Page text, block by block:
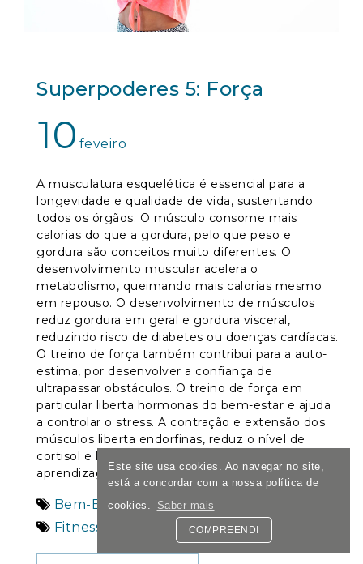
Este site usa cookies. Ao navegar no site,
está a concordar com a nossa política de
cookies.
Saber mais
COMPREENDI
Superpoderes 5: Força
10feveiro
A musculatura esquelética é essencial para a
longevidade e qualidade de vida, sustentando
todos os órgãos. O músculo consome mais
calorias do que a gordura, pelo que peso e
gordura são conceitos muito diferentes. O
desenvolvimento muscular acelera o
metabolismo, queimando mais calorias mesmo
em repouso. O desenvolvimento de músculos
reduz gordura em geral e gordura visceral,
reduzindo risco de diabetes ou doenças cardíacas.
O treino de força também contribui para a auto-
estima, por desenvolver a confiança de
ultrapassar obstáculos. O treino de força em
particular liberta hormonas do bem-estar e ajuda
a controlar o stress. A contração e extensão dos
músculos liberta endorfinas, reduz o nível de
cortisol e liberta BDNF que ajuda na memória e
aprendizagem.
Bem-Estar
Fitness